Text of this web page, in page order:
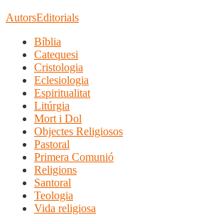
AutorsEditorials
Bíblia
Catequesi
Cristologia
Eclesiologia
Espiritualitat
Litúrgia
Mort i Dol
Objectes Religiosos
Pastoral
Primera Comunió
Religions
Santoral
Teologia
Vida religiosa